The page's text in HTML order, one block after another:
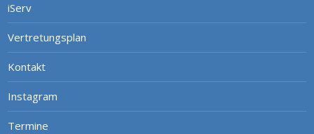
iServ
Vertretungsplan
Kontakt
Instagram
Termine